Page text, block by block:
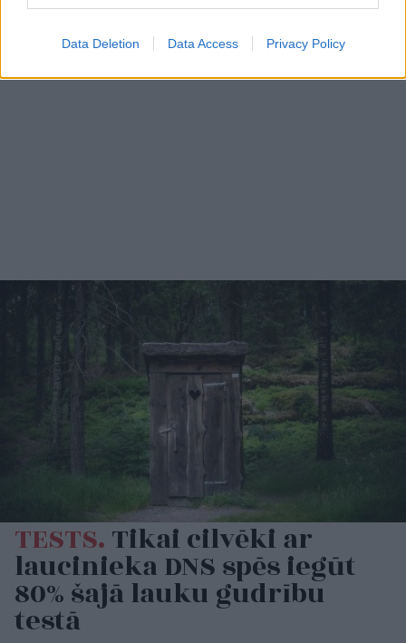
Data Deletion Data Access Privacy Policy
TESTS.Tikai cilvēki ar
laucinieka DNS spēs iegūt
80% šajā lauku gudrību
testā